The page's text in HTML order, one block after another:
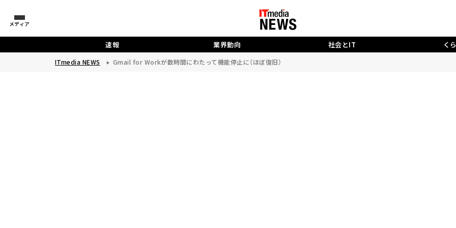
メディア
速報 業界動向 社会とIT く
ITmedia NEWS Gmail for Workが数時間にわたって機能停止に（ほぼ復旧）